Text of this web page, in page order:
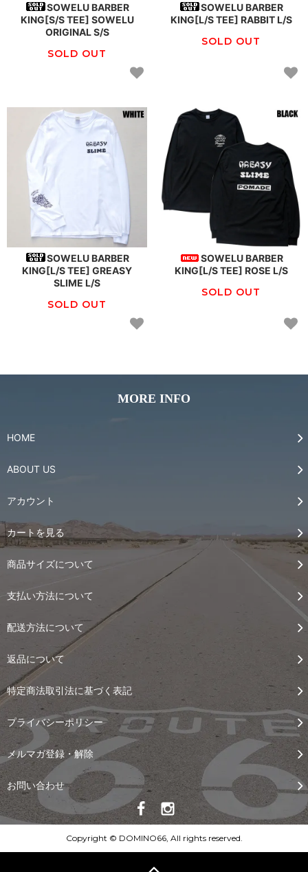
SOWELU BARBER
KING[S/S TEE] SOWELU
ORIGINAL S/S
SOLD OUT
SOWELU BARBER
KING[L/S TEE] RABBIT L/S
SOLD OUT
SOWELU BARBER
KING[L/S TEE] GREASY
SLIME L/S
SOLD OUT
SOWELU BARBER
KING[L/S TEE] ROSE L/S
SOLD OUT
MORE INFO
HOME
ABOUT US
アカウント
カートを見る
商品サイズについて
支払い方法について
配送方法について
返品について
特定商法取引法に基づく表記
プライバシーポリシー
メルマガ登録・解除
お問い合わせ
Copyright © DOMINO66, All rights reserved.